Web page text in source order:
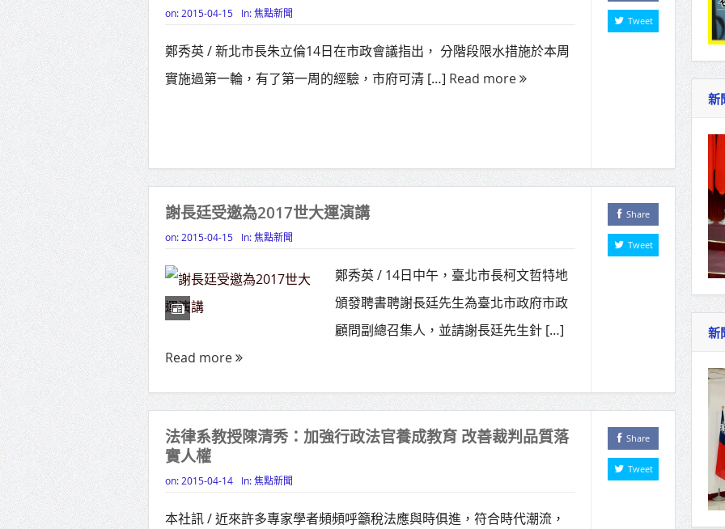
on: 2015-04-15 In:焦點新聞
鄭秀英 / 新北市長朱立倫14日在市政會議指出， 分階段限水措施於本周
實施過第一輪，有了第一周的經驗，市府可清 […] Read more
Tweet
謝長廷受邀為2017世大運演講
on: 2015-04-15 In:焦點新聞
鄭秀英 / 14日中午，臺北市長柯文哲特地
頒發聘書聘謝長廷先生為臺北市政府市政
顧問副總召集人，並請謝長廷先生針 […]
Read more
Share
Tweet
法律系教授陳清秀：加強行政法官養成教育 改善裁判品質落
實人權
on:2015-04-14 In:焦點新聞
本社訊 / 近來許多專家學者頻頻呼籲稅法應與時俱進，符合時代潮流，
Share
Tweet
新
新